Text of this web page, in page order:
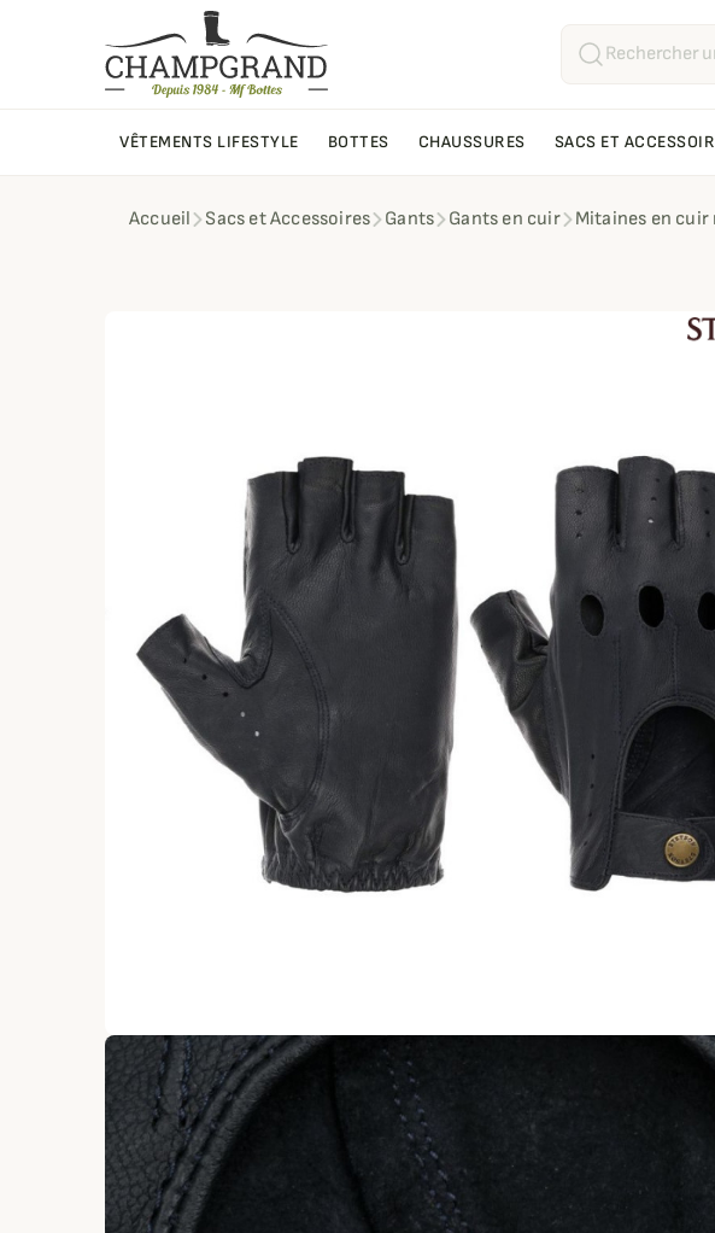
VÊTEMENTS LIFESTYLE BOTTES CHAUSSURES SACS ET
Accueil Sacs et Accessoires Gants Gants en cuir Mitaines en